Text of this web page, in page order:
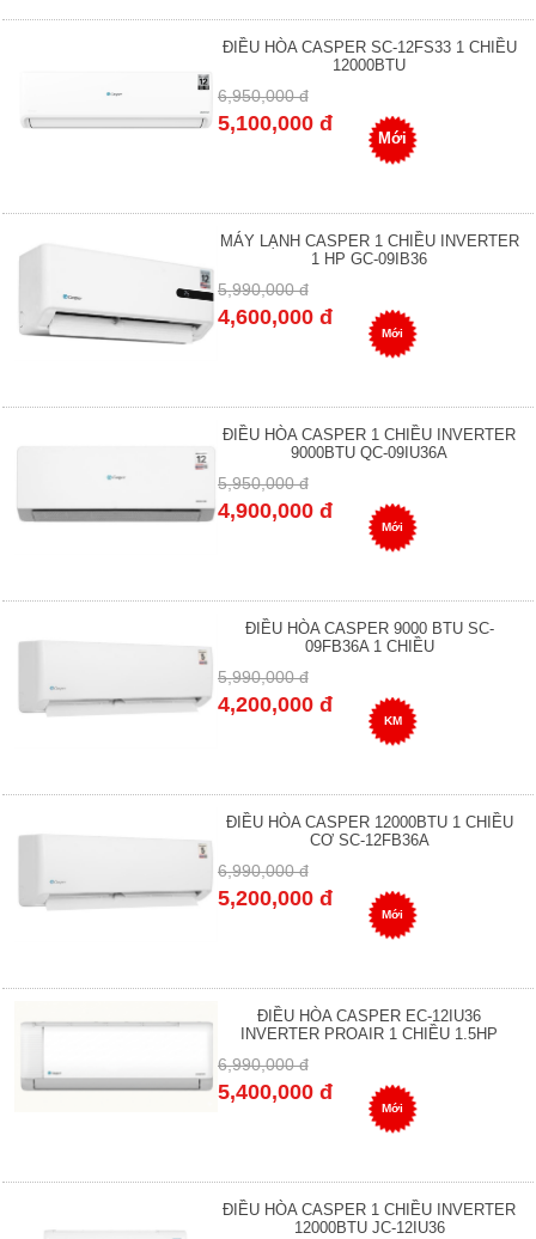
ĐIỀU HÒA CASPER SC-12FS33 1 CHIỀU
12000BTU
6,950,000 đ
5,100,000 đ
Mới
MÁY LẠNH CASPER 1 CHIỀU INVERTER
1 HP GC-09IB36
5,990,000 đ
4,600,000 đ
Mới
ĐIỀU HÒA CASPER 1 CHIỀU INVERTER
9000BTU QC-09IU36A
5,950,000 đ
4,900,000 đ
Mới
ĐIỀU HÒA CASPER 9000 BTU SC-
09FB36A 1 CHIỀU
5,990,000 đ
4,200,000 đ
KM
ĐIỀU HÒA CASPER 12000BTU 1 CHIỀU
CƠ SC-12FB36A
6,990,000 đ
5,200,000 đ
Mới
ĐIỀU HÒA CASPER EC-12IU36
INVERTER PROAIR 1 CHIỀU 1.5HP
6,990,000 đ
5,400,000 đ
Mới
ĐIỀU HÒA CASPER 1 CHIỀU INVERTER
12000BTU JC-12IU36